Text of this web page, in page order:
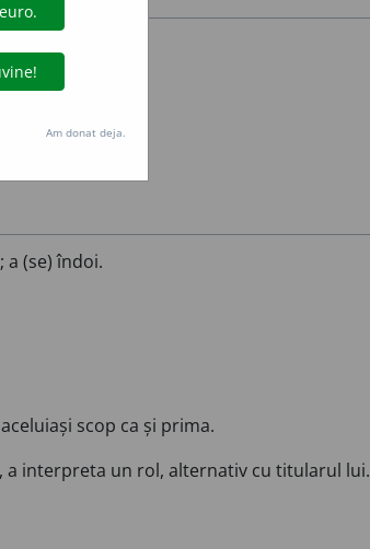
a (se) îndoi.
scop ca și prima.
a interpreta un rol, alternativ cu titularul lui.
Am donat deja.